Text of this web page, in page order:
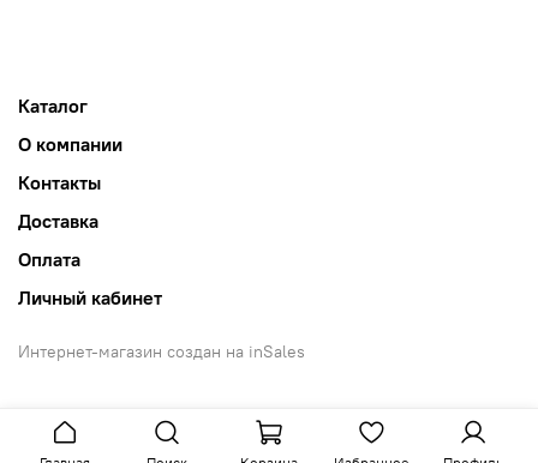
Каталог
О компании
Контакты
Доставка
Оплата
Личный кабинет
Интернет-магазин создан на inSales